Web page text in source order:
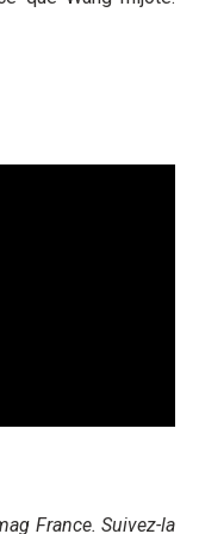
France. Suivez-la